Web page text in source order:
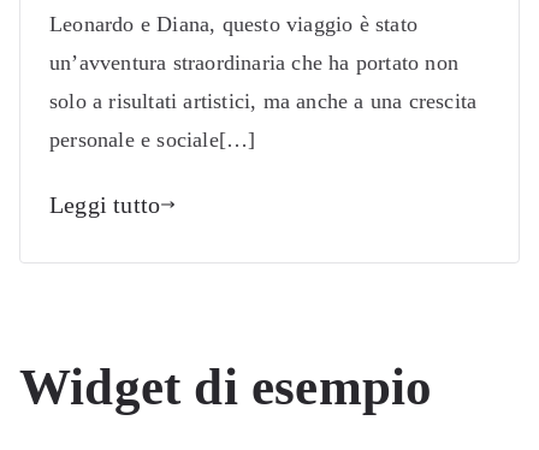
Leonardo e Diana, questo viaggio è stato
un’avventura straordinaria che ha portato non
solo a risultati artistici, ma anche a una crescita
personale e sociale[…]
Leggi tutto
Widget di esempio